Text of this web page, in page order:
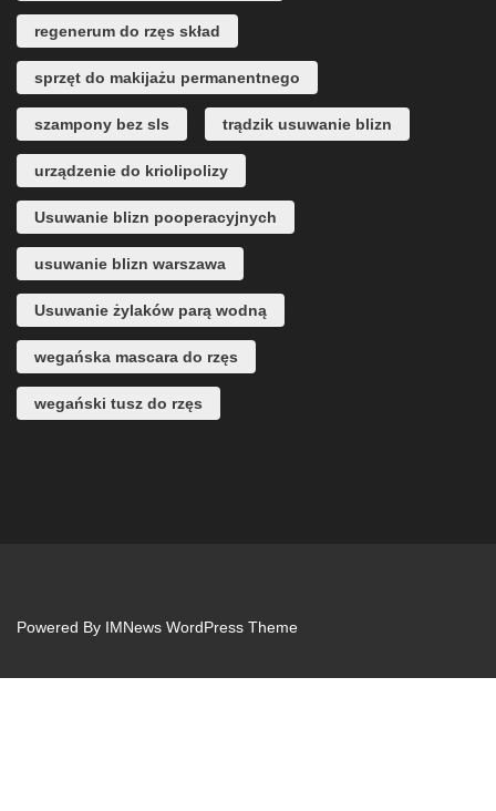
regenerum do rzęs skład
sprzęt do makijażu permanentnego
szampony bez sls trądzik usuwanie blizn
urządzenie do kriolipolizy
Usuwanie blizn pooperacyjnych
usuwanie blizn warszawa
Usuwanie żylaków parą wodną
wegańska mascara do rzęs
wegański tusz do rzęs
Powered By IMNews WordPress Theme